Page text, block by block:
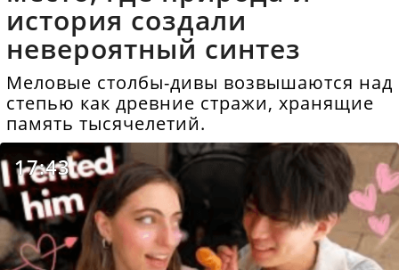
история создали
невероятный синтез
Меловые столбы-дивы возвышаются над
степью как древние стражи, хранящие
память тысячелетий.
17:43